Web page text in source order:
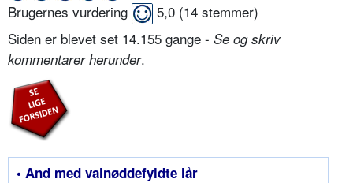
Brugernes vurdering 5,0 (14 stemmer)
Siden er blevet set 14.155 gange - Se og skriv
kommentarer herunder.
• And med valnøddefyldte lår